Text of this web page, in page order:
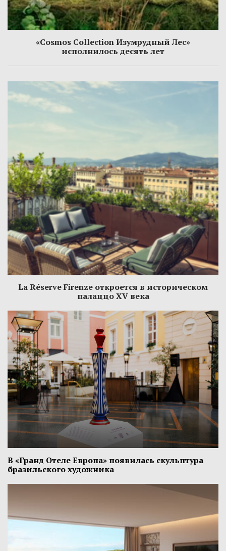
«Cosmos Collection Изумрудный Лес»
исполнилось десять лет
La Réserve Firenze откроется в историческом
палаццо XV века
В «Гранд Отеле Европа» появилась скульптура
бразильского художника